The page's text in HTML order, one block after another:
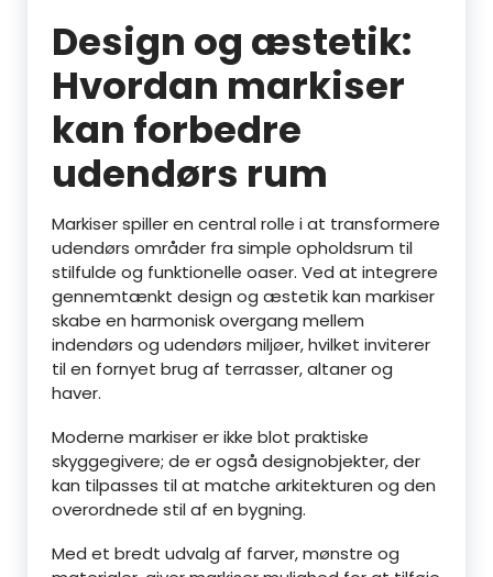
Design og æstetik:
Hvordan markiser
kan forbedre
udendørs rum
Markiser spiller en central rolle i at transformere
udendørs områder fra simple opholdsrum til
stilfulde og funktionelle oaser. Ved at integrere
gennemtænkt design og æstetik kan markiser
skabe en harmonisk overgang mellem
indendørs og udendørs miljøer, hvilket inviterer
til en fornyet brug af terrasser, altaner og
haver.
Moderne markiser er ikke blot praktiske
skyggegivere; de er også designobjekter, der
kan tilpasses til at matche arkitekturen og den
overordnede stil af en bygning.
Med et bredt udvalg af farver, mønstre og